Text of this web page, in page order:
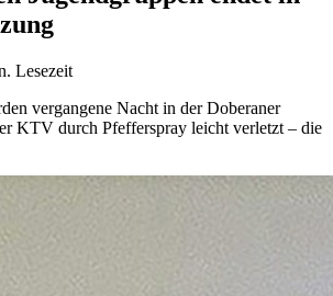
Lesezeit
vergangene Nacht in der Doberaner
KTV durch Pfefferspray leicht verletzt – die